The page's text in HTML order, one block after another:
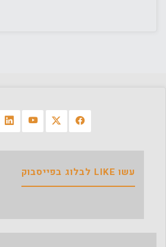
עשו LIKE לבלוג בפייסבוק